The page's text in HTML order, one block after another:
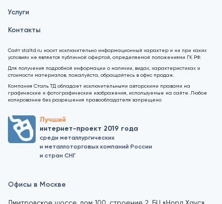
Услуги
Контакты
Сайт staltd.ru носит исключительно информационный характер и ни при каких
условиях не является публичной офертой, определяемой положениями ГК РФ.
Для получения подробной информации о наличии, видах, характеристиках и
стоимости материалов, пожалуйста, обращайтесь в офис продаж.
Компания Сталь ТД обладает исключительными авторскими правами на
графические и фотографические изображения, используемые на сайте. Любое
копирование без разрешения правообладателя запрещено
Лучший
интернет-проект 2019 года
среди металлургических
и металлоторговых компаний России
и стран СНГ
Офисы в Москве